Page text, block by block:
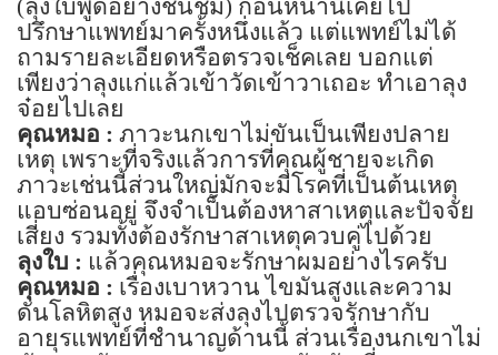
(ลุงใบพูดอย่างชื่นชม) ก่อนหน้านี้เคยไป
ปรึกษาแพทย์มาครั้งหนึ่งแล้ว แต่แพทย์ไม่ได้
ถามรายละเอียดหรือตรวจเช็คเลย บอกแต่
เพียงว่าลุงแก่แล้วเข้าวัดเข้าวาเถอะ ทำเอาลุง
จ๋อยไปเลย
คุณหมอ : ภาวะนกเขาไม่ขันเป็นเพียงปลาย
เหตุ เพราะที่จริงแล้วการที่คุณผู้ชายจะเกิด
ภาวะเช่นนี้ส่วนใหญ่มักจะมีโรคที่เป็นต้นเหตุ
แอบซ่อนอยู่ จึงจำเป็นต้องหาสาเหตุและปัจจัย
เสี่ยง รวมทั้งต้องรักษาสาเหตุควบคู่ไปด้วย
ลุงใบ : แล้วคุณหมอจะรักษาผมอย่างไรครับ
คุณหมอ : เรื่องเบาหวาน ไขมันสูงและความ
ดันโลหิตสูง หมอจะส่งลุงไปตรวจรักษากับ
อายุรแพทย์ที่ชำนาญด้านนี้ ส่วนเรื่องนกเขาไม่